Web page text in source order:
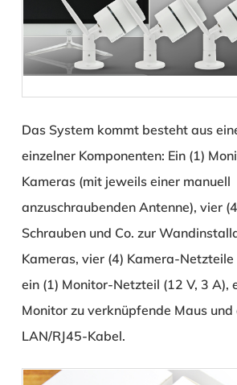
Das System kommt besteht aus
einzelner Komponenten: Ein (1)
Kameras (mit jeweils einer manuell
anzuschraubenden Antenne), vier
Schrauben und Co. zur
Kameras, vier (4) Kamera-Netzteile
ein (1) Monitor-Netzteil (12 V, 3 A),
Monitor zu verknüpfende Maus und
LAN/RJ45-Kabel.